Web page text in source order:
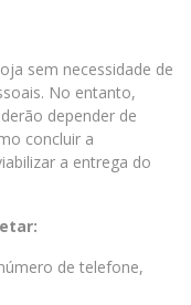
sem necessidade de
No entanto,
depender de
concluir a
a entrega do
de telefone,